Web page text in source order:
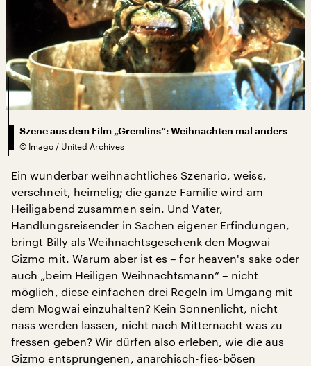
Szene aus dem Film „Gremlins“: Weihnachten mal anders
© Imago / United Archives
Ein wunderbar weihnachtliches Szenario, weiss,
verschneit, heimelig; die ganze Familie wird am
Heiligabend zusammen sein. Und Vater,
Handlungsreisender in Sachen eigener Erfindungen,
bringt Billy als Weihnachtsgeschenk den Mogwai
Gizmo mit. Warum aber ist es – for heaven's sake oder
auch „beim Heiligen Weihnachtsmann“ – nicht
möglich, diese einfachen drei Regeln im Umgang mit
dem Mogwai einzuhalten? Kein Sonnenlicht, nicht
nass werden lassen, nicht nach Mitternacht was zu
fressen geben? Wir dürfen also erleben, wie die aus
Gizmo entsprungenen, anarchisch-fies-bösen